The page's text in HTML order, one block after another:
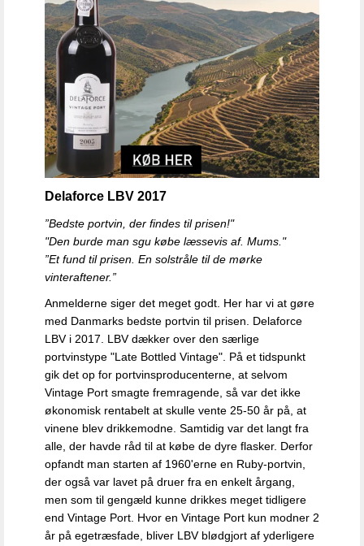
Delaforce LBV 2017
”Bedste portvin, der findes til prisen!"
"Den burde man sgu købe læssevis af. Mums."
”Et fund til prisen. En solstråle til de mørke
vinteraftener.”
Anmelderne siger det meget godt. Her har vi at gøre
med Danmarks bedste portvin til prisen. Delaforce
LBV i 2017. LBV dækker over den særlige
portvinstype "Late Bottled Vintage". På et tidspunkt
gik det op for portvinsproducenterne, at selvom
Vintage Port smagte fremragende, så var det ikke
økonomisk rentabelt at skulle vente 25-50 år på, at
vinene blev drikkemodne. Samtidig var det langt fra
alle, der havde råd til at købe de dyre flasker. Derfor
opfandt man starten af 1960'erne en Ruby-portvin,
der også var lavet på druer fra en enkelt årgang,
men som til gengæld kunne drikkes meget tidligere
end Vintage Port. Hvor en Vintage Port kun modner 2
år på egetræsfade, bliver LBV blødgjort af yderligere